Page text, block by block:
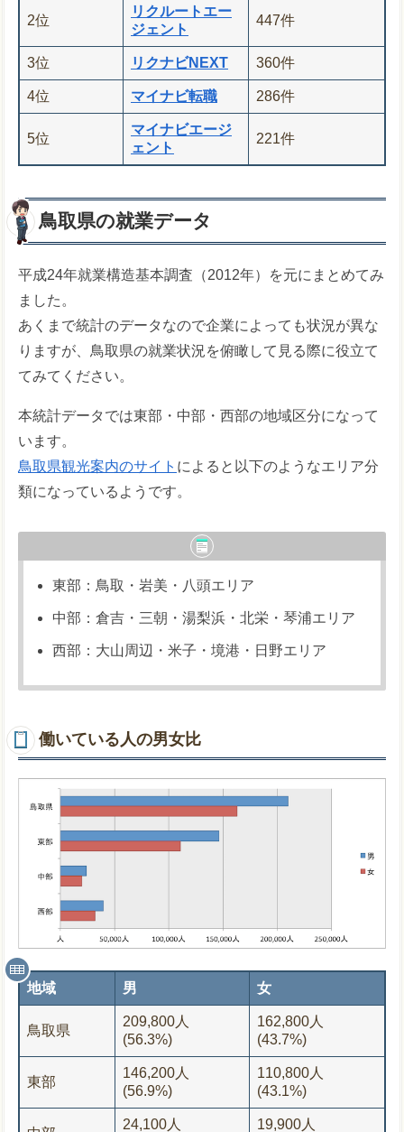
2位
リクルートエー
ジェント
447件
3位 リクナビNEXT 360件
4位 マイナビ転職 286件
5位
マイナビエージ
ェント
221件
鳥取県の就業データ
平成24年就業構造基本調査（2012年）を元にまとめてみ
ました。
あくまで統計のデータなので企業によっても状況が異な
りますが、鳥取県の就業状況を俯瞰して見る際に役立て
てみてください。
本統計データでは東部・中部・西部の地域区分になって
います。
鳥取県観光案内のサイト によると以下のようなエリア分
類になっているようです。
東部：鳥取・岩美・八頭エリア
中部：倉吉・三朝・湯梨浜・北栄・琴浦エリア
西部：大山周辺・米子・境港・日野エリア
働いている人の男女比
地域 男 女
鳥取県
209,800人
(56.3%)
162,800人
(43.7%)
東部
146,200人
(56.9%)
110,800人
(43.1%)
24,100人 19,900人